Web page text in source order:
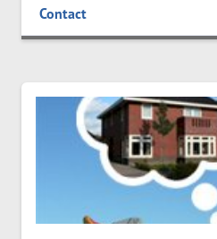
Contact